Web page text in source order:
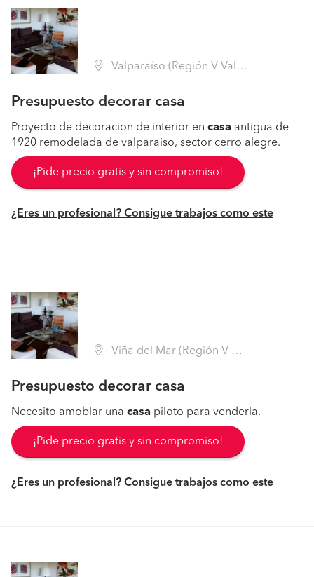
Valparaíso (Región V Valparaíso - Valparaíso)
Presupuesto decorar casa
Proyecto de decoracion de interior en casa antigua de
1920 remodelada de valparaiso, sector cerro alegre.
¡Pide precio gratis y sin compromiso!
¿Eres un profesional? Consigue trabajos como este
Viña del Mar (Región V Valparaíso - Valparaíso)
Presupuesto decorar casa
Necesito amoblar una casa piloto para venderla.
¡Pide precio gratis y sin compromiso!
¿Eres un profesional? Consigue trabajos como este